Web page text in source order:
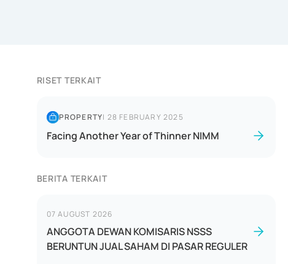
RISET TERKAIT
PROPERTY| 28 FEBRUARY 2025
Facing Another Year of Thinner NIMM
BERITA TERKAIT
07 AUGUST 2026
ANGGOTA DEWAN KOMISARIS NSSS
BERUNTUN JUAL SAHAM DI PASAR REGULER